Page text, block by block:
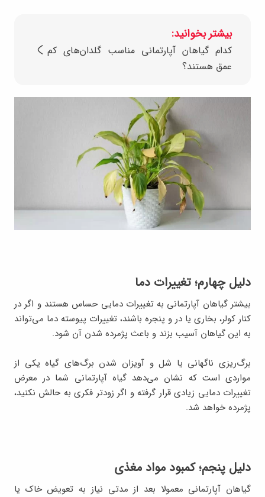
بیشتر بخوانید:
کدام گیاهان آپارتمانی مناسب گلدان‌های کم
عمق هستند؟
دلیل چهارم؛ تغییرات دما
بیشتر گیاهان آپارتمانی به تغییرات دمایی حساس هستند و اگر در
کنار کولر، بخاری یا در و پنجره باشند، تغییرات پیوسته دما می‌تواند
به این گیاهان آسیب بزند و باعث پژمرده شدن آن شود.
برگ‌ریزی ناگهانی یا شل و آویزان شدن برگ‌های گیاه یکی از
مواردی است که نشان می‌دهد گیاه آپارتمانی شما در معرض
تغییرات دمایی زیادی قرار گرفته و اگر زودتر فکری به حالش نکنید،
پژمرده خواهد شد.
دلیل پنجم؛ کمبود مواد مغذی
گیاهان آپارتمانی معمولا بعد از مدتی نیاز به تعویض خاک یا